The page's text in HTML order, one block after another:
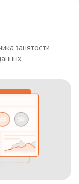
занятости